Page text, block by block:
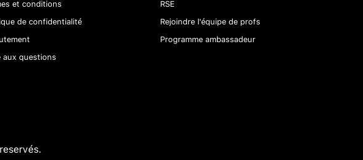
et conditions
de confidentialité
aux questions
RSE
Rejoindre l'équipe de profs
Programme ambassadeur